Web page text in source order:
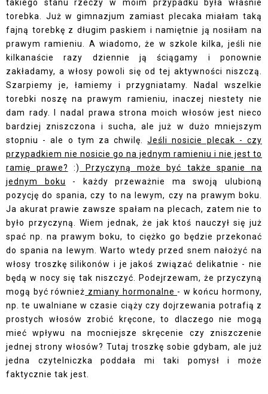
takiego stanu rzeczy w moim przypadku była właśnie
torebka. Już w gimnazjum zamiast plecaka miałam taką
fajną torebkę z długim paskiem i namiętnie ją nosiłam na
prawym ramieniu. A wiadomo, że w szkole kilka, jeśli nie
kilkanaście razy dziennie ją ściągamy i ponownie
zakładamy, a włosy powoli się od tej aktywności niszczą.
Szarpiemy je, łamiemy i przygniatamy. Nadal wszelkie
torebki noszę na prawym ramieniu, inaczej niestety nie
dam rady. I nadal prawa strona moich włosów jest nieco
bardziej zniszczona i sucha, ale już w dużo mniejszym
stopniu - ale o tym za chwilę.Jeśli nosicie plecak - czy
przypadkiem nie nosicie go na jednym ramieniu i nie jest to
ramię prawe?
:)
Przyczyną może być także spanie na
jednym boku - każdy przeważnie ma swoją ulubioną
pozycję do spania, czy to na lewym, czy na prawym boku.
Ja akurat prawie zawsze spałam na plecach, zatem nie to
było przyczyną. Wiem jednak, że jak ktoś nauczył się już
spać np. na prawym boku, to ciężko go będzie przekonać
do spania na lewym. Warto wtedy przed snem nałożyć na
włosy troszkę silikonów i je jakoś związać delikatnie - nie
będą w nocy się tak niszczyć. Podejrzewam, że przyczyną
mogą być również zmiany hormonalne - w końcu hormony,
np. te uwalniane w czasie ciąży czy dojrzewania potrafią z
prostych włosów zrobić kręcone, to dlaczego nie mogą
mieć wpływu na mocniejsze skręcenie czy zniszczenie
jednej strony włosów? Tutaj troszkę sobie gdybam, ale już
jedna czytelniczka poddała mi taki pomysł i może
faktycznie tak jest.